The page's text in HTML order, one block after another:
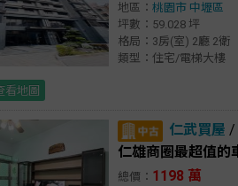
地區： 桃園市 中壢區
坪數：59.028 坪
格局：3房(室) 2廳 2衛
類型：住宅/電梯大樓
看地圖
仁武買屋 /
仁雄商圈最超值的
總價： 1198 萬